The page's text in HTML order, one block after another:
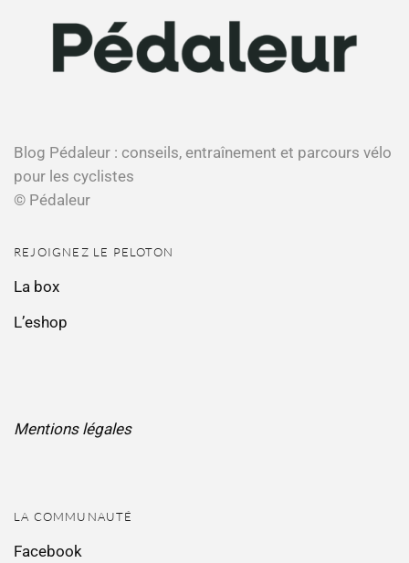
Blog Pédaleur : conseils, entraînement et parcours vélo
pour les cyclistes
© Pédaleur
REJOIGNEZ LE PELOTON
La box
L’eshop
Mentions légales
LA COMMUNAUTÉ
Facebook